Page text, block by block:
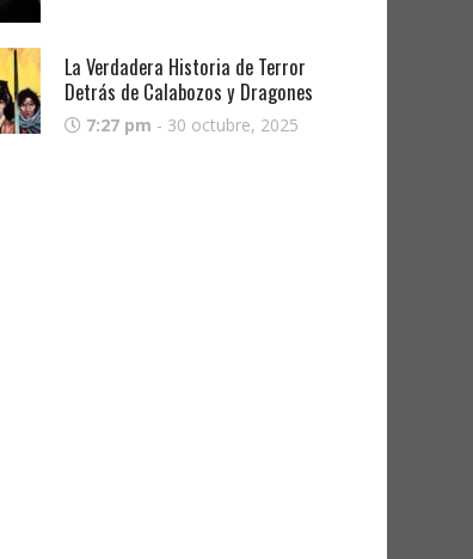
La Verdadera Historia de Terror
Detrás de Calabozos y Dragones
7:27 pm - 30 octubre, 2025